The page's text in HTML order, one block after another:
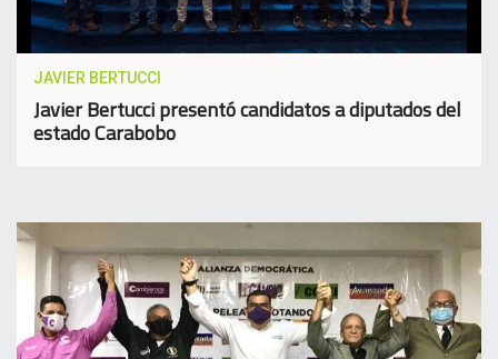
JAVIER BERTUCCI
Javier Bertucci presentó candidatos a diputados del
estado Carabobo